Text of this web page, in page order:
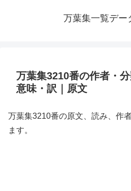
万葉集一覧デー
万葉集3210番の作者・分
意味・訳｜原文
万葉集3210番の原文、読み、作
ます。